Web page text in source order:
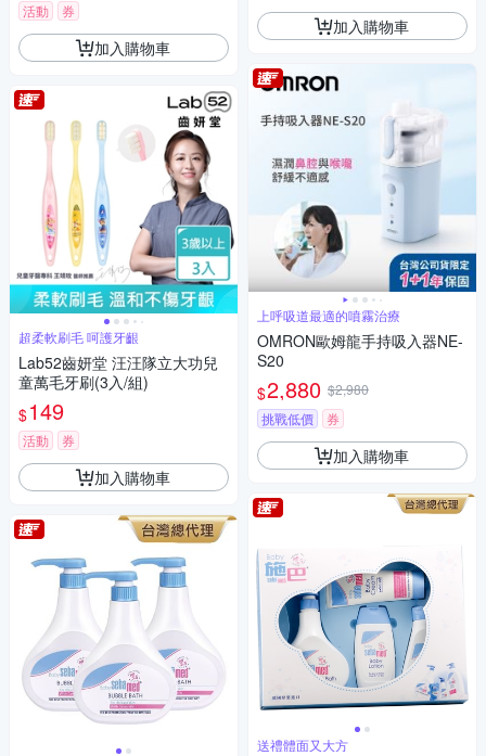
活動 券
加入購物車
超柔軟刷毛 呵護牙齦
Lab52齒妍堂 汪汪隊立大功兒
童萬毛牙刷(3入/組)
$149
活動 券
加入購物車
加入購物車
上呼吸道最適的噴霧治療
OMRON歐姆龍手持吸入器NE-
S20
$2,880 $2,980
挑戰低價
券
加入購物車
送禮體面又大方